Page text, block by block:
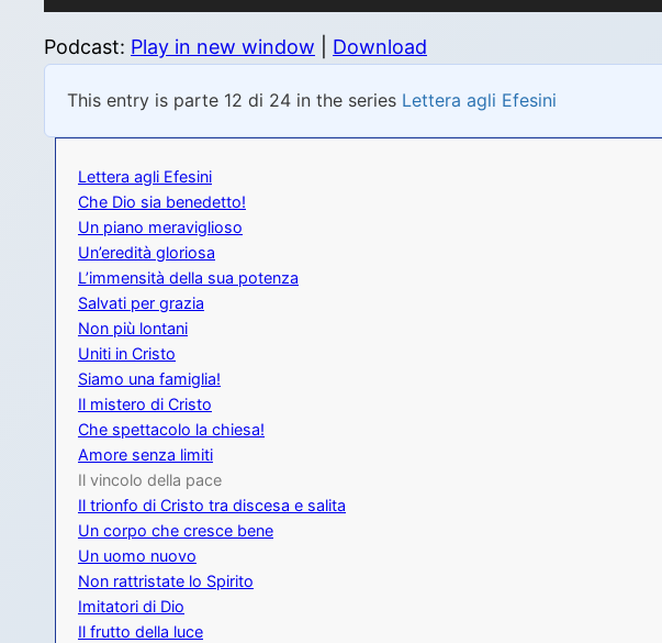
Player
Podcast: Play in new window Download
This entry is parte 12 di 24 in the series Lettera agli Efesini
Lettera agli Efesini
Che Dio sia benedetto!
Un piano meraviglioso
Un’eredità gloriosa
L’immensità della sua potenza
Salvati per grazia
Non più lontani
Uniti in Cristo
Siamo una famiglia!
Il mistero di Cristo
Che spettacolo la chiesa!
Amore senza limiti
Il vincolo della pace
Il trionfo di Cristo tra discesa e salita
Un corpo che cresce bene
Un uomo nuovo
Non rattristate lo Spirito
Imitatori di Dio
Il frutto della luce